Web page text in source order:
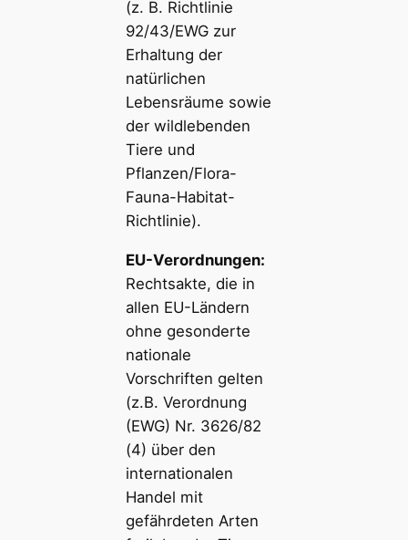
(z. B. Richtlinie
92/43/EWG zur
Erhaltung der
natürlichen
Lebensräume sowie
der wildlebenden
Tiere und
Pflanzen/Flora-
Fauna-Habitat-
Richtlinie).
EU-Verordnungen:
Rechtsakte, die in
allen EU-Ländern
ohne gesonderte
nationale
Vorschriften gelten
(z.B. Verordnung
(EWG) Nr. 3626/82
(4) über den
internationalen
Handel mit
gefährdeten Arten